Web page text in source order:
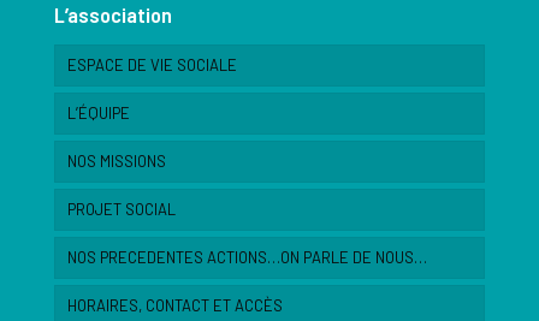
L’association
ESPACE DE VIE SOCIALE
L’ÉQUIPE
NOS MISSIONS
PROJET SOCIAL
NOS PRECEDENTES ACTIONS…ON PARLE DE NOUS…
HORAIRES, CONTACT ET ACCÈS